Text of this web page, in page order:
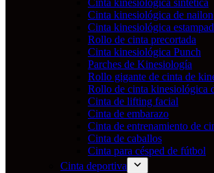
Cinta kinesiológica sintética
Cinta kinesiológica de nailon
Cinta kinesiológica
Rollo de cinta precortada
Cinta kinesiológica Punch
Parches de Kinesiología
Rollo gigante de cinta de
Rollo de cinta kinesiológica
Cinta de lifting facial
Cinta de embarazo
Cinta de entrenamiento de
Cinta de caballos
Cinta para césped de fútbol
Cinta deportiva